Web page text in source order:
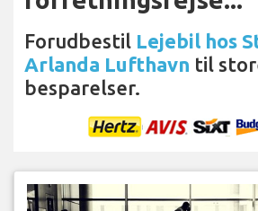
Forudbestil Lejebil hos
Arlanda Lufthavn til
besparelser.